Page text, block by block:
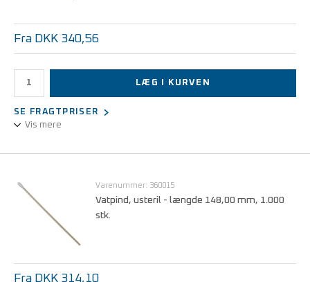
Fra DKK 340,56
LÆG I KURVEN
SE FRAGTPRISER
Vis mere
Pris pr. stk. v/10 stk. DKK 340,56
Varenummer: 360015
Vatpind, usteril - længde 148,00 mm, 1.000
stk.
Fra DKK 314,10